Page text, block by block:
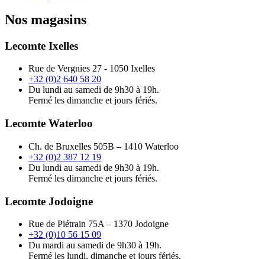
Nos magasins
Lecomte Ixelles
Rue de Vergnies 27 - 1050 Ixelles
+32 (0)2 640 58 20
Du lundi au samedi de 9h30 à 19h.
Fermé les dimanche et jours fériés.
Lecomte Waterloo
Ch. de Bruxelles 505B – 1410 Waterloo
+32 (0)2 387 12 19
Du lundi au samedi de 9h30 à 19h.
Fermé les dimanche et jours fériés.
Lecomte Jodoigne
Rue de Piétrain 75A – 1370 Jodoigne
+32 (0)10 56 15 09
Du mardi au samedi de 9h30 à 19h.
Fermé les lundi, dimanche et jours fériés.